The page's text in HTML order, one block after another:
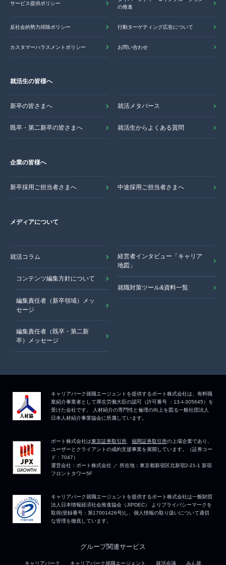
サービス提供ポリシー
の推進
反社会的勢力排除ポリシー 行動ターゲティング広告について
カスタマーハラスメントポリシー お問い合わせ
就活生の皆様へ
新卒の皆さまへ 就活メタバース
既卒・第二新卒の皆さまへ 就活生からよくある質問
企業の皆様へ
新卒採用ご担当者さまへ 中途採用ご担当者さまへ
メディアについて
就活コラム
コンテンツ編集方針について
編集責任者（新卒領域）メッ
セージ
編集責任者（既卒・第二新
卒）メッセージ
経営者インタビュー「キャリア
地図」
就職対策ツール&資料一覧